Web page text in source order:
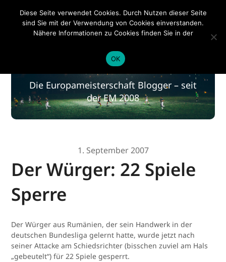
EM 2020
EM 2020
Die Europameisterschaft Blogger – seit
der EM 2008
1. September 2007
Der Würger: 22 Spiele
Sperre
Der Würger aus Rumänien, der sein Handwerk in der
deutschen Bundesliga gelernt hatte, wurde jetzt nach
seiner Attacke am Schiedsrichter (bisschen zuviel am Hals
„gebeutelt“) für 22 Spiele gesperrt.
Diese Seite verwendet Cookies. Durch Nutzen dieser Seite
sind Sie mit der Verwendung von Cookies einverstanden.
Nähere Informationen zu Cookies finden Sie in der
OK